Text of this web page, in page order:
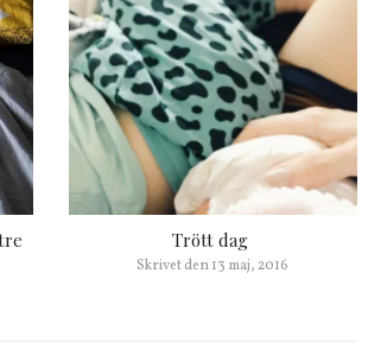
Trött dag
Skrivet den13 maj, 2016